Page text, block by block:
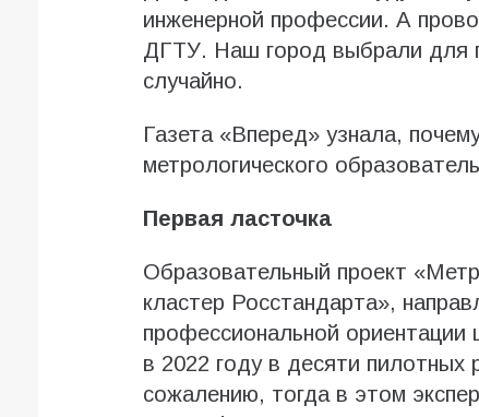
инженерной профессии. А
ДГТУ. Наш город выбрали для
случайно.
Газета «Вперед» узнала,
метрологического
Первая ласточка
Образовательный проект
кластер Росстандарта»,
профессиональной
в 2022 году в десяти пилотных
сожалению, тогда в этом